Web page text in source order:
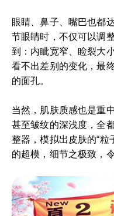
眼睛、鼻子、嘴巴也都
节眼睛时，不仅可以调
到：内眦宽窄、睑裂大
看不出差别的变化，最
的面孔。
当然，肌肤质感也是重
甚至皱纹的深浅度，全
整器，模拟出皮肤的“粒
的超模，细节之极致，